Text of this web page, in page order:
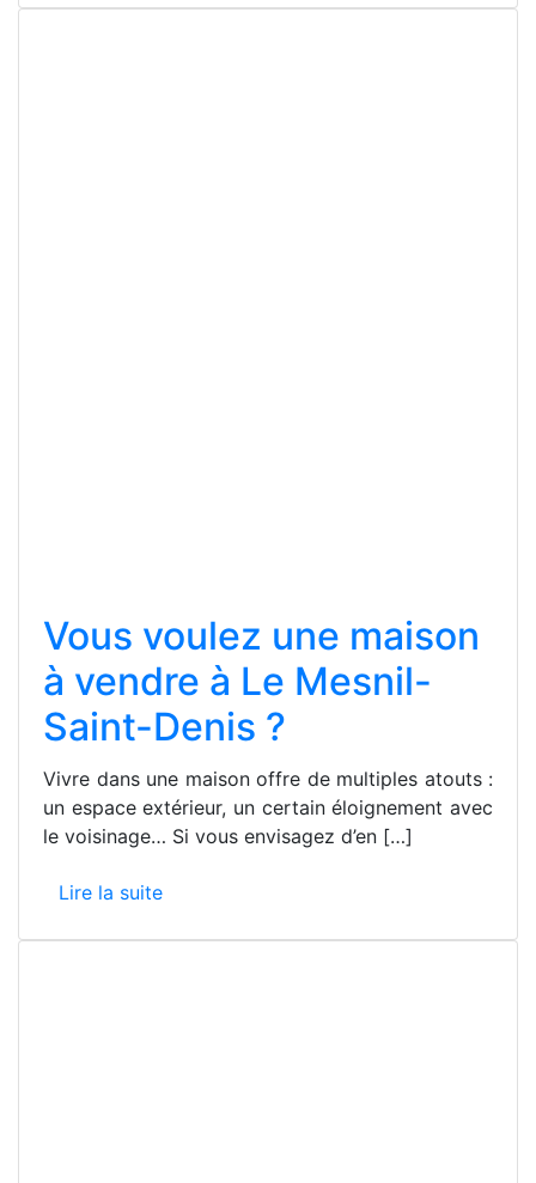
Vous voulez une maison
à vendre à Le Mesnil-
Saint-Denis ?
Vivre dans une maison offre de multiples atouts :
un espace extérieur, un certain éloignement avec
le voisinage… Si vous envisagez d’en […]
Lire la suite